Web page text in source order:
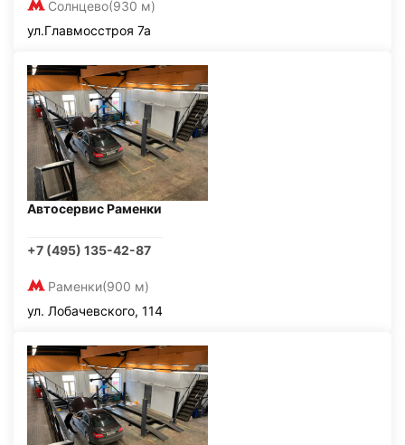
Солнцево(930 м)
ул.Главмосстроя 7а
Автосервис Раменки
+7 (495) 135-42-87
Раменки(900 м)
ул. Лобачевского, 114